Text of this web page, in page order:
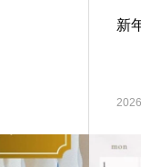
新